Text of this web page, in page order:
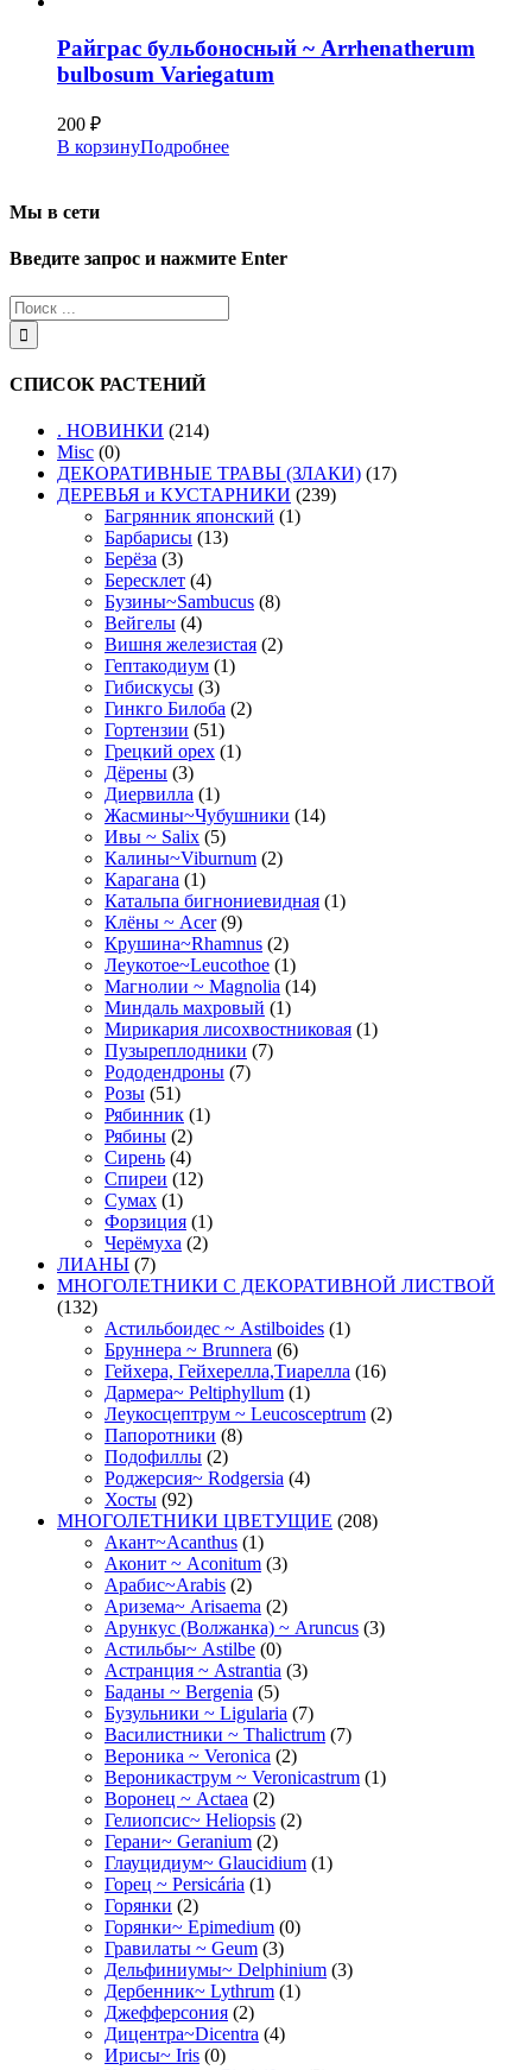
Райграс бульбоносный ~ Arrhenatherum
bulbosum Variegatum
200 ₽
В корзинуПодробнее
Мы в сети
Введите запрос и нажмите Enter
СПИСОК РАСТЕНИЙ
. НОВИНКИ (214)
Misc (0)
ДЕКОРАТИВНЫЕ ТРАВЫ (ЗЛАКИ) (17)
ДЕРЕВЬЯ и КУСТАРНИКИ (239)
Багрянник японский (1)
Барбарисы (13)
Берёза (3)
Бересклет (4)
Бузины~Sambucus (8)
Вейгелы (4)
Вишня железистая (2)
Гептакодиум (1)
Гибискусы (3)
Гинкго Билоба (2)
Гортензии (51)
Грецкий орех (1)
Дёрены (3)
Диервилла (1)
Жасмины~Чубушники (14)
Ивы ~ Salix (5)
Калины~Viburnum (2)
Карагана (1)
Катальпа бигнониевидная (1)
Клёны ~ Acer (9)
Крушина~Rhamnus (2)
Леукотое~Leucothoe (1)
Магнолии ~ Magnolia (14)
Миндаль махровый (1)
Мирикария лисохвостниковая (1)
Пузыреплодники (7)
Рододендроны (7)
Розы (51)
Рябинник (1)
Рябины (2)
Сирень (4)
Спиреи (12)
Сумах (1)
Форзиция (1)
Черёмуха (2)
ЛИАНЫ (7)
МНОГОЛЕТНИКИ С ДЕКОРАТИВНОЙ ЛИСТВОЙ
(132)
Астильбоидес ~ Astilboides (1)
Бруннера ~ Brunnera (6)
Гейхера, Гейхерелла,Тиарелла (16)
Дармера~ Peltiphyllum (1)
Леукосцептрум ~ Leucosceptrum (2)
Папоротники (8)
Подофиллы (2)
Роджерсия~ Rodgersia (4)
Хосты (92)
МНОГОЛЕТНИКИ ЦВЕТУЩИЕ (208)
Акант~Acanthus (1)
Аконит ~ Aconitum (3)
Арабис~Arabis (2)
Аризема~ Arisaema (2)
Арункус (Волжанка) ~ Aruncus (3)
Астильбы~ Astilbe (0)
Астранция ~ Astrantia (3)
Баданы ~ Bergenia (5)
Бузульники ~ Ligularia (7)
Василистники ~ Thalictrum (7)
Вероника ~ Veronica (2)
Вероникаструм ~ Veronicastrum (1)
Воронец ~ Actaea (2)
Гелиопсис~ Heliopsis (2)
Герани~ Geranium (2)
Глауцидиум~ Glaucidium (1)
Горец ~ Persicária (1)
Горянки (2)
Горянки~ Epimedium (0)
Гравилаты ~ Geum (3)
Дельфиниумы~ Delphinium (3)
Дербенник~ Lythrum (1)
Джефферсония (2)
Дицентра~Dicentra (4)
Ирисы~ Iris (0)